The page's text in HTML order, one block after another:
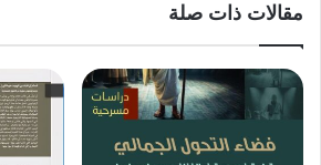
مقالات ذات صلة